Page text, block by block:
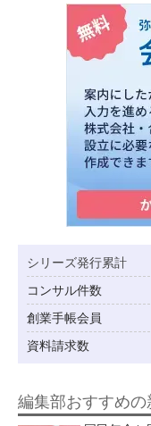
シリーズ発行累計
コンサル件数
創業手帳会員
資料請求数
編集部おすすめの